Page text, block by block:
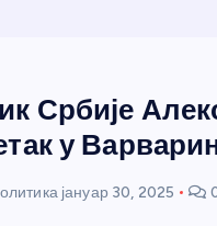
и
Србије
у
јануар 30, 2025